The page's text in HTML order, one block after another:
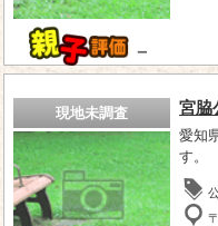
－
現地未調査 宮脇
愛知
す。